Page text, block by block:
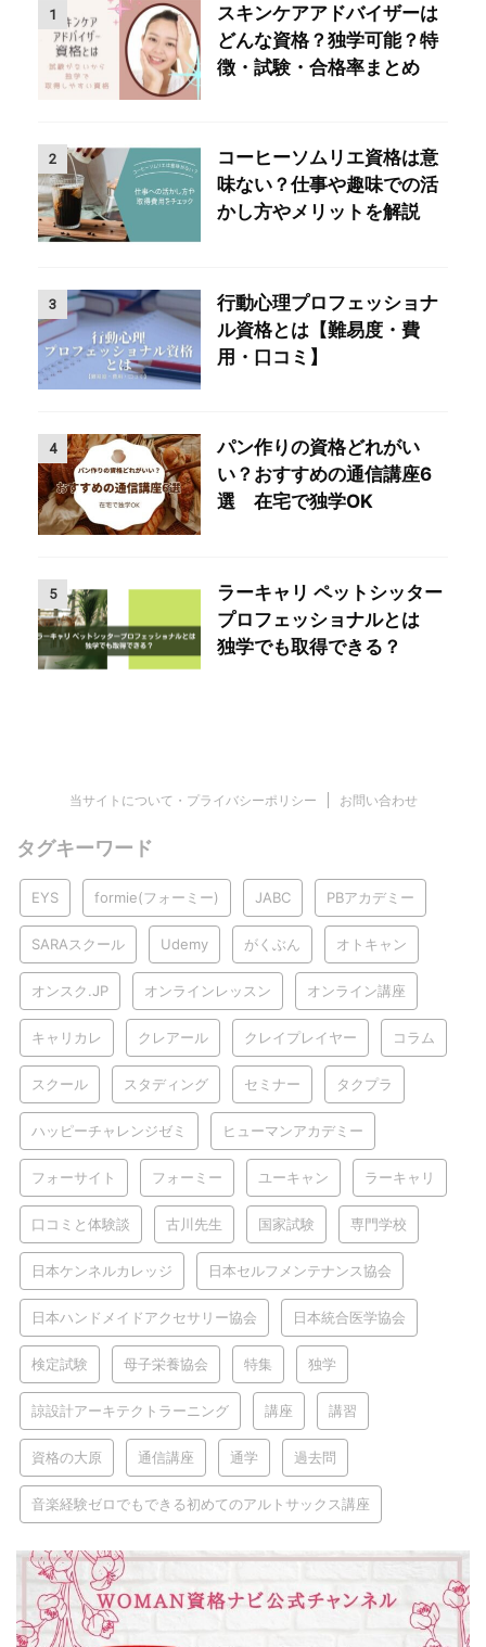
1
スキンケアアドバイザーは
どんな資格？独学可能？特
徴・試験・合格率まとめ
2
コーヒーソムリエ資格は意
味ない？仕事や趣味での活
かし方やメリットを解説
3
行動心理プロフェッショナ
ル資格とは【難易度・費
用・口コミ】
4
パン作りの資格どれがい
い？おすすめの通信講座6
選 在宅で独学OK
5
ラーキャリ ペットシッター
プロフェッショナルとは
独学でも取得できる？
当サイトについて・プライバシーポリシー お問い合わせ
タグキーワード
EYS formie(フォーミー) JABC PBアカデミー
SARAスクール Udemy がくぶん オトキャン
オンスク.JP オンラインレッスン オンライン講座
キャリカレ クレアール クレイプレイヤー コラム
スクール スタディング セミナー タクプラ
ハッピーチャレンジゼミ ヒューマンアカデミー
フォーサイト フォーミー ユーキャン ラーキャリ
口コミと体験談 古川先生 国家試験 専門学校
日本ケンネルカレッジ 日本セルフメンテナンス協会
日本ハンドメイドアクセサリー協会 日本統合医学協会
検定試験 母子栄養協会 特集 独学
諒設計アーキテクトラーニング 講座 講習
資格の大原 通信講座 通学 過去問
音楽経験ゼロでもできる初めてのアルトサックス講座